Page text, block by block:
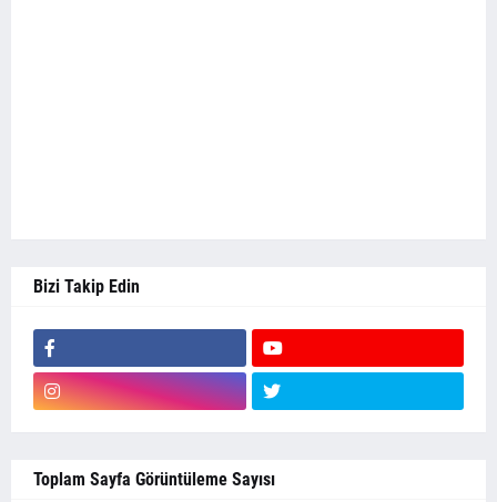
Bizi Takip Edin
Toplam Sayfa Görüntüleme Sayısı